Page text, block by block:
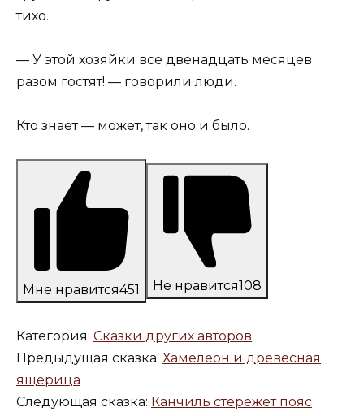
тихо.
— У этой хозяйки все двенадцать месяцев
разом гостят! — говорили люди.
Кто знает — может, так оно и было.
Мне нравится451 Не нравится108
Категория: Сказки других авторов
Предыдущая сказка: Хамелеон и древесная
ящерица
Следующая сказка: Канчиль стережёт пояс